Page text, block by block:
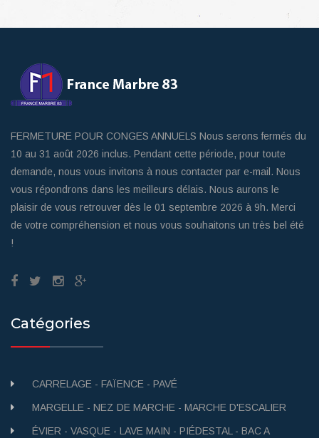
FERMETURE POUR CONGES ANNUELS Nous serons fermés du
10 au 31 août 2026 inclus. Pendant cette période, pour toute
demande, nous vous invitons à nous contacter par e-mail. Nous
vous répondrons dans les meilleurs délais. Nous aurons le
plaisir de vous retrouver dès le 01 septembre 2026 à 9h. Merci
de votre compréhension et nous vous souhaitons un très bel été
!
Catégories
CARRELAGE - FAÏENCE - PAVÉ
MARGELLE - NEZ DE MARCHE - MARCHE D'ESCALIER
ÉVIER - VASQUE - LAVE MAIN - PIÉDESTAL - BAC A